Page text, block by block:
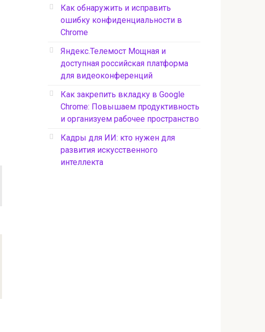
Как обнаружить и исправить
ошибку конфиденциальности в
Chrome
Яндекс.Телемост Мощная и
доступная российская платформа
для видеоконференций
Как закрепить вкладку в Google
Chrome: Повышаем продуктивность
и организуем рабочее пространство
Кадры для ИИ: кто нужен для
развития искусственного
интеллекта